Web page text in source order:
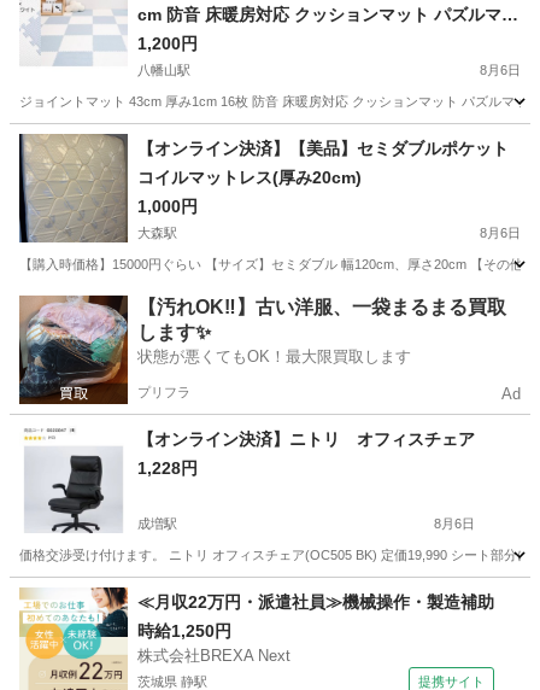
cm 防音 床暖房対応 クッションマット パズルマッ
ト
1,200円
八幡山駅 8月6日
ジョイントマット 43cm 厚み1cm 16枚 防音 床暖房対応 クッションマット パズルマット
東京 杉並区 八幡山駅 カーペット/マット/ラグ マット
【オンライン決済】【美品】セミダブルポケット
コイルマットレス(厚み20cm)
1,000円
大森駅 8月6日
【購入時価格】15000円ぐらい 【サイズ】セミダブル 幅120cm、厚さ20cm 【その
東京 大田区 大森駅 寝具
【汚れOK‼️】古い洋服、一袋まるまる買取
します✨
状態が悪くてもOK！最大限買取します
プリフラ Ad
【オンライン決済】ニトリ オフィスチェア
1,228円
成増駅 8月6日
価格交渉受け付けます。 ニトリ オフィスチェア(OC505 BK) 定価19,990 シート部分
東京 板橋区 成増駅 椅子
≪月収22万円・派遣社員≫機械操作・製造補助
時給1,250円
株式会社BREXA Next
茨城県 静駅 提携サイト